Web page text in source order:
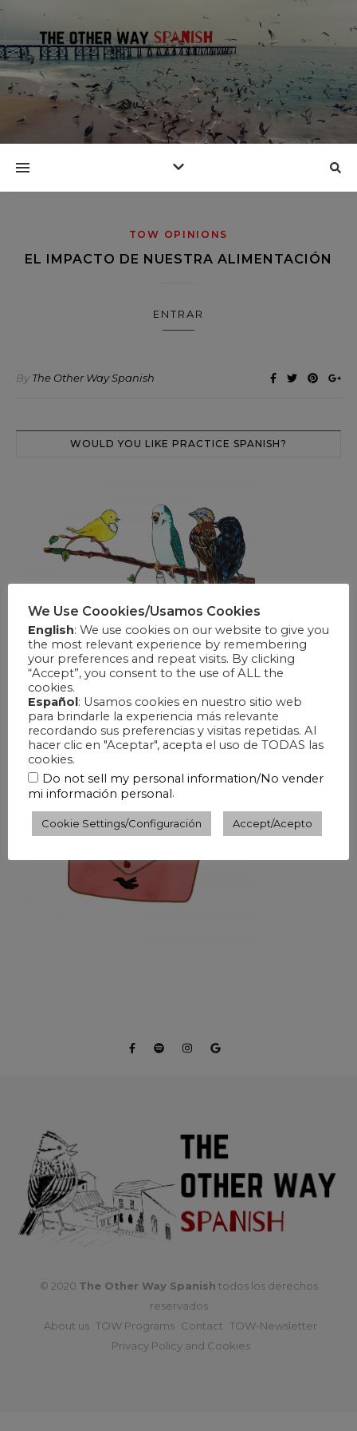
TOW OPINIONS
EL IMPACTO DE NUESTRA ALIMENTACIÓN
ENTRAR
By The Other Way Spanish
WOULD YOU LIKE PRACTICE SPANISH?
TOW-NEWSLETTER
© 2020 The Other Way Spanish todos los derechos
reservados
About us TOW Programs Contact TOW-Newsletter
Privacy Policy and Cookies
We Use Coookies/Usamos Cookies
English: We use cookies on our website to give you
the most relevant experience by remembering
your preferences and repeat visits. By clicking
“Accept”, you consent to the use of ALL the
cookies.
Español: Usamos cookies en nuestro sitio web
para brindarle la experiencia más relevante
recordando sus preferencias y visitas repetidas. Al
hacer clic en "Aceptar", acepta el uso de TODAS las
cookies.
Do not sell my personal information/No vender
mi información personal.
Cookie Settings/Configuración Accept/Acepto